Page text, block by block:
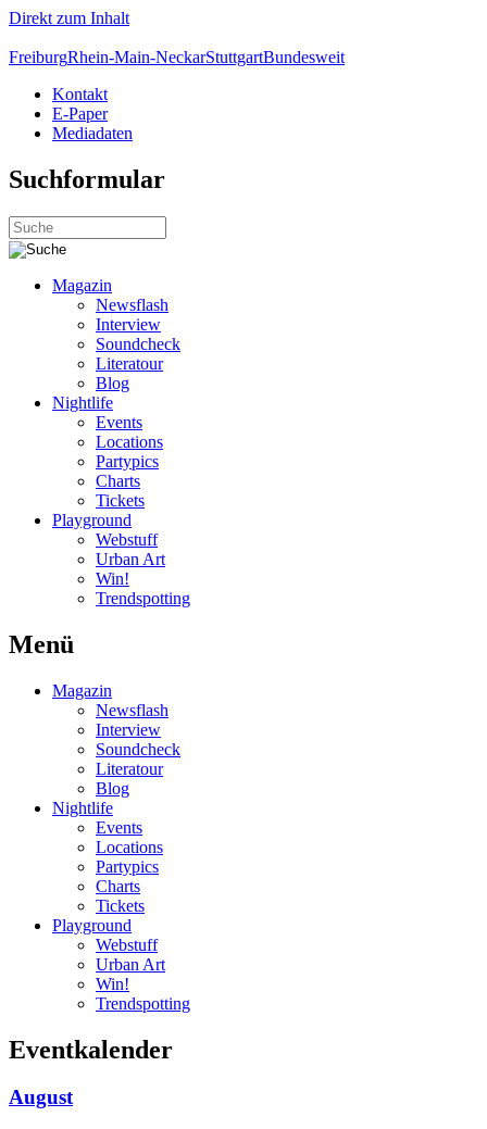
Direkt zum Inhalt
FreiburgRhein-Main-NeckarStuttgartBundesweit
Kontakt
E-Paper
Mediadaten
Suchformular
Magazin
Newsflash
Interview
Soundcheck
Literatour
Blog
Nightlife
Events
Locations
Partypics
Charts
Tickets
Playground
Webstuff
Urban Art
Win!
Trendspotting
Menü
Magazin
Newsflash
Interview
Soundcheck
Literatour
Blog
Nightlife
Events
Locations
Partypics
Charts
Tickets
Playground
Webstuff
Urban Art
Win!
Trendspotting
Eventkalender
August